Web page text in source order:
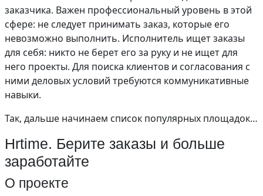
заказчика. Важен профессиональный уровень в этой
сфере: не следует принимать заказ, которые его
невозможно выполнить. Исполнитель ищет заказы
для себя: никто не берет его за руку и не ищет для
него проекты. Для поиска клиентов и согласования с
ними деловых условий требуются коммуникативные
навыки.
Так, дальше начинаем список популярных площадок…
Hrtime. Берите заказы и больше
заработайте
О проекте